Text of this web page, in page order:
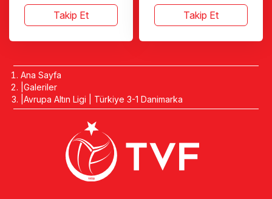
Takip Et Takip Et
Ana Sayfa
Galeriler
Avrupa Altın Ligi | Türkiye 3-1 Danimarka